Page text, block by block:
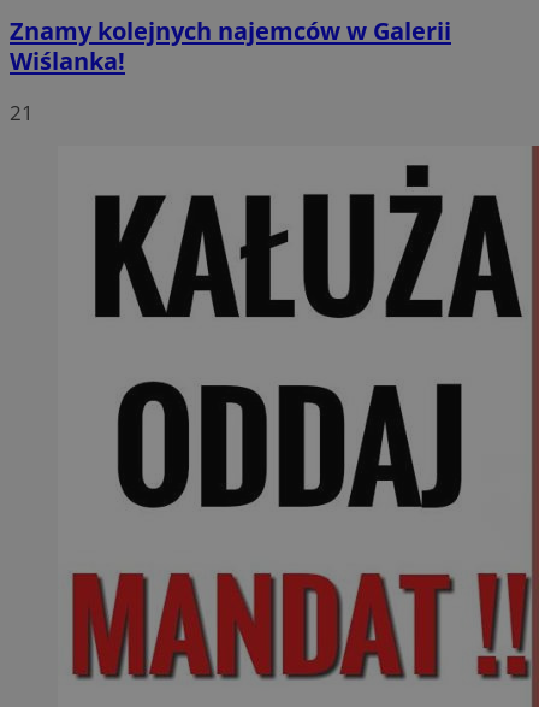
Znamy kolejnych najemców w Galerii
Wiślanka!
21